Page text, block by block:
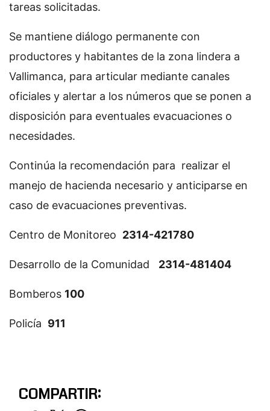
tareas solicitadas.
Se mantiene diálogo permanente con
productores y habitantes de la zona lindera a
Vallimanca, para articular mediante canales
oficiales y alertar a los números que se ponen a
disposición para eventuales evacuaciones o
necesidades.
Continúa la recomendación para realizar el
manejo de hacienda necesario y anticiparse en
caso de evacuaciones preventivas.
Centro de Monitoreo 2314-421780
Desarrollo de la Comunidad 2314-481404
Bomberos 100
Policía 911
COMPARTIR: